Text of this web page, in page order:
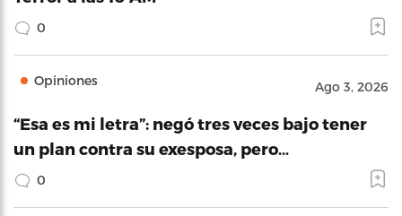
0
Opiniones Ago 3, 2026
“Esa es mi letra”: negó tres veces bajo tener
un plan contra su exesposa, pero…
0